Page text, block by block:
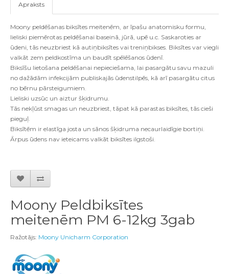
Apraksts
Moony peldēšanas biksītes meitenēm, ar īpašu anatomisku formu,
lieliski piemērotas peldēšanai baseinā, jūrā, upē u.c. Saskaroties ar
ūdeni, tās neuzbriest kā autiņbiksītes vai treniņbikses. Biksītes var viegli
valkāt zem peldkostīma un baudīt spēlēšanos ūdenī.
Biksīšu lietošana peldēšanai nepieciešama, lai pasargātu savu mazuli
no dažādām infekcijām publiskajās ūdenstilpēs, kā arī pasargātu citus
no bērnu pārsteigumiem.
Lieliski uzsūc un aiztur šķidrumu.
Tās nekļūst smagas un neuzbriest, tāpat kā parastas biksītes, tās cieši
pieguļ.
Biksītēm ir elastīga josta un sānos šķidruma necaurlaidīgie bortiņi.
Ārpus ūdens nav ieteicams valkāt biksītes ilgstoši.
Moony Peldbiksītes
meitenēm PM 6-12kg 3gab
Ražotājs: Moony Unicharm Corporation